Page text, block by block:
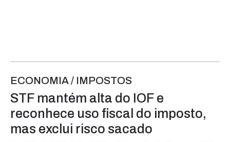
ECONOMIA / IMPOSTOS
STF mantém alta do IOF e
reconhece uso fiscal do imposto,
mas exclui risco sacado